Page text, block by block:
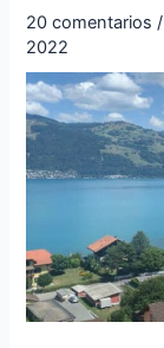
20 comentarios
2022